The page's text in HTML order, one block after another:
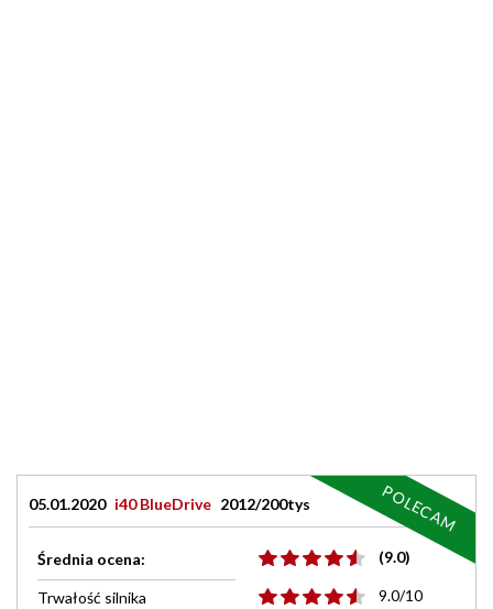
05.01.2020 i40 BlueDrive 2012/200tys
Średnia ocena: (9.0)
Trwałość silnika
9.0/10
POLECAM